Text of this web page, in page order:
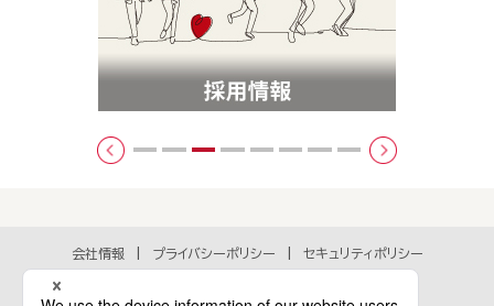
会社情報 プライバシーポリシー
セキュリティポリシー
個人情報の取扱いに関するお問い合わせ